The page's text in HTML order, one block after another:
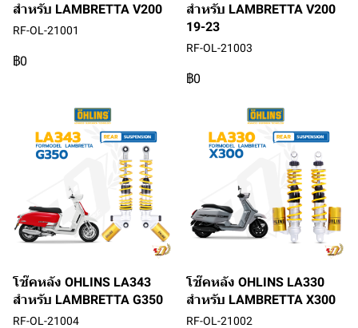
สำหรับ LAMBRETTA V200
RF-OL-21001
฿0
สำหรับ LAMBRETTA V200
19-23
RF-OL-21003
฿0
โช๊คหลัง OHLINS LA343
สำหรับ LAMBRETTA G350
RF-OL-21004
โช๊คหลัง OHLINS LA330
สำหรับ LAMBRETTA X300
RF-OL-21002